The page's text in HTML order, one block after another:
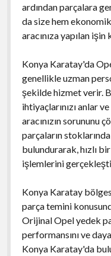
ardından parçalara
da size hem
aracınıza yapılan
Konya Karatay'da
genellikle uzman
şekilde hizmet verir.
ihtiyaçlarınızı anlar
aracınızın sorununu
parçaların
bulundurarak, hızlı
işlemlerini
Konya Karatay
parça temini
Orijinal Opel yedek
performansını ve
Konya Karatay'da